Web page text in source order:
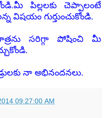
పిల్లలకు చెప్పాలంటే
విషయం గుర్తుంచుకోండి.
సరిగ్గా పోషించి మీ
నా అభినందనలు.
09:27:00 AM